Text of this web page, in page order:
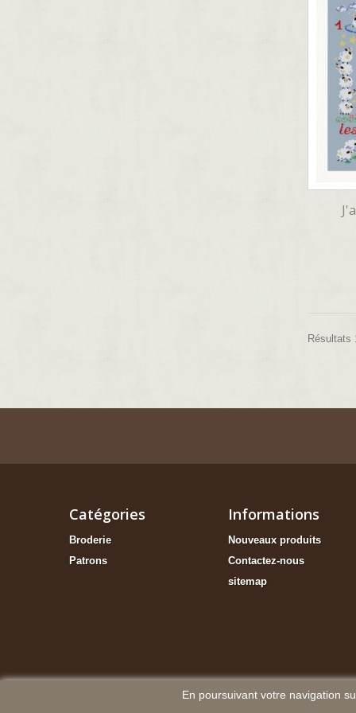
Résultats
Catégories
Broderie
Patrons
Informations
Nouveaux produits
Contactez-nous
sitemap
En poursuivant votre navigation